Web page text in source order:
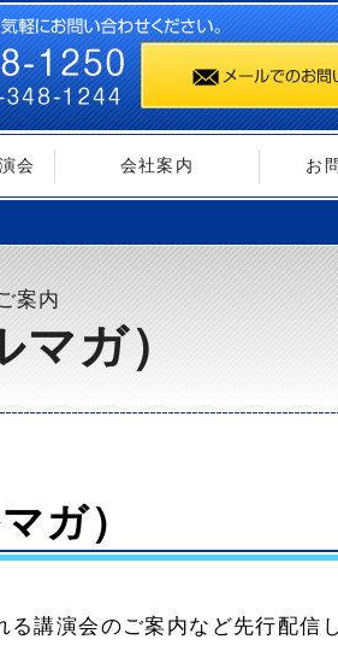
会 会社案内 お
案内
ガ）
ガ）
講演会のご案内など先行配信